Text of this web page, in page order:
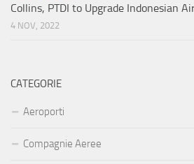
Collins, PTDI to Upgrade Indonesian
4 NOV, 2022
CATEGORIE
Aeroporti
Compagnie Aeree